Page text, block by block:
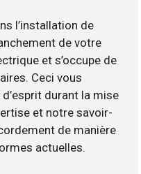
l’installation de
de votre
et s’occupe de
Ceci vous
durant la mise
et notre savoir-
de manière
actuelles.